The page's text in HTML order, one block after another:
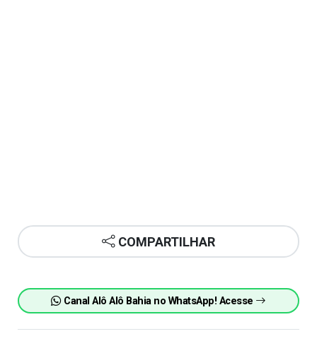
COMPARTILHAR
Canal Alô Alô Bahia no WhatsApp! Acesse